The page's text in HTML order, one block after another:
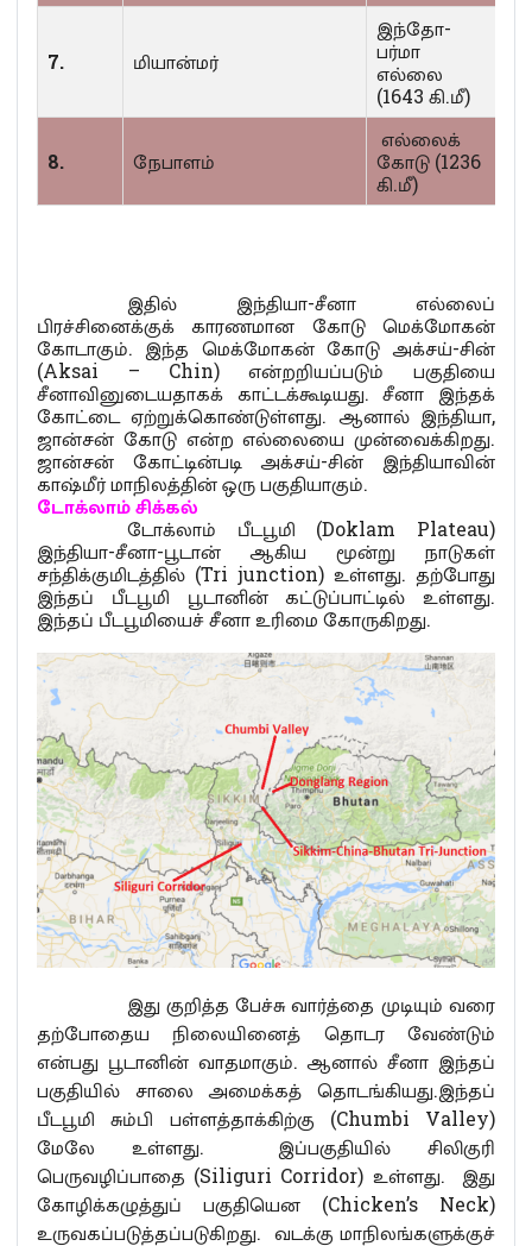
7. மியான்மர்
இந்தோ-
பர்மா
எல்லை
(1643 கி.மீ)
8. நேபாளம்
எல்லைக்
கோடு (1236
கி.மீ)
இதில் இந்தியா-சீனா எல்லைப்
பிரச்சினைக்குக் காரணமான கோடு மெக்மோகன்
கோடாகும். இந்த மெக்மோகன் கோடு அக்சய்-சின்
(Aksai – Chin) என்றறியப்படும் பகுதியை
சீனாவினுடையதாகக் காட்டக்கூடியது. சீனா இந்தக்
கோட்டை ஏற்றுக்கொண்டுள்ளது. ஆனால் இந்தியா,
ஜான்சன் கோடு என்ற எல்லையை முன்வைக்கிறது.
ஜான்சன் கோட்டின்படி அக்சய்-சின் இந்தியாவின்
காஷ்மீர் மாநிலத்தின் ஒரு பகுதியாகும்.
டோக்லாம் சிக்கல்
டோக்லாம் பீடபூமி (Doklam Plateau)
இந்தியா-சீனா-பூடான் ஆகிய மூன்று நாடுகள்
சந்திக்குமிடத்தில் (Tri junction) உள்ளது. தற்போது
இந்தப் பீடபூமி பூடானின் கட்டுப்பாட்டில் உள்ளது.
இந்தப் பீடபூமியைச் சீனா உரிமை கோருகிறது.
இது குறித்த பேச்சு வார்த்தை முடியும் வரை
தற்போதைய நிலையினைத் தொடர வேண்டும்
என்பது பூடானின் வாதமாகும். ஆனால் சீனா இந்தப்
பகுதியில் சாலை அமைக்கத் தொடங்கியது.இந்தப்
பீடபூமி சும்பி பள்ளத்தாக்கிற்கு (Chumbi Valley)
மேலே உள்ளது. இப்பகுதியில் சிலிகுரி
பெருவழிப்பாதை (Siliguri Corridor) உள்ளது. இது
கோழிக்கழுத்துப் பகுதியென (Chicken’s Neck)
உருவகப்படுத்தப்படுகிறது. வடக்கு மாநிலங்களுக்குச்